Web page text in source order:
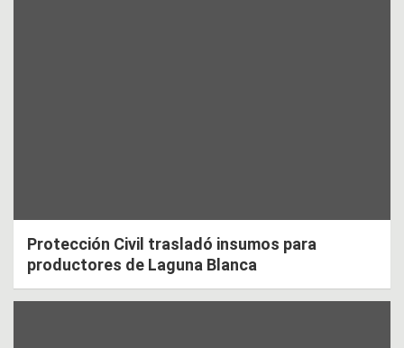
Protección Civil trasladó insumos para
productores de Laguna Blanca